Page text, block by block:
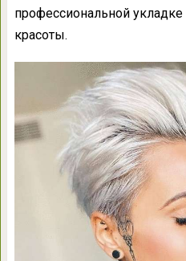
профессиональной
красоты.